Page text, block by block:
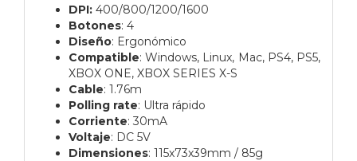
DPI: 400/800/1200/1600
Botones: 4
Diseño: Ergonómico
Compatible: Windows, Linux, Mac, PS4, PS5,
XBOX ONE, XBOX SERIES X-S
Cable: 1.76m
Polling rate: Ultra rápido
Corriente: 30mA
Voltaje: DC 5V
Dimensiones: 115x73x39mm / 85g